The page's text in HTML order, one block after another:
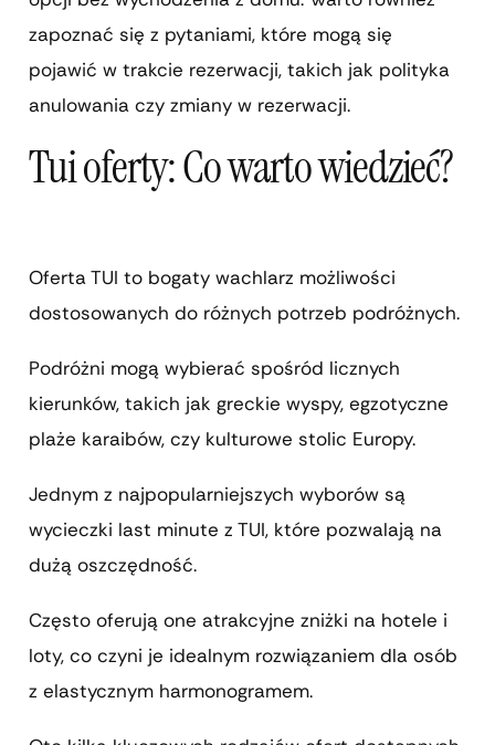
zapoznać się z pytaniami, które mogą się
pojawić w trakcie rezerwacji, takich jak polityka
anulowania czy zmiany w rezerwacji.
Tui oferty: Co warto wiedzieć?
Oferta TUI to bogaty wachlarz możliwości
dostosowanych do różnych potrzeb podróżnych.
Podróżni mogą wybierać spośród licznych
kierunków, takich jak greckie wyspy, egzotyczne
plaże karaibów, czy kulturowe stolic Europy.
Jednym z najpopularniejszych wyborów są
wycieczki last minute z TUI, które pozwalają na
dużą oszczędność.
Często oferują one atrakcyjne zniżki na hotele i
loty, co czyni je idealnym rozwiązaniem dla osób
z elastycznym harmonogramem.